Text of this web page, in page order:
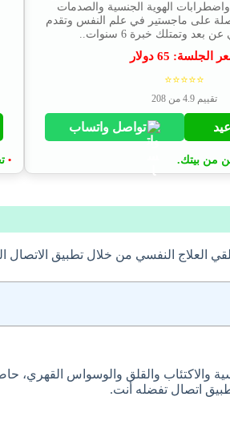
الهوية الجنسية والصدمات
على ماجستير في علم النفس وتقدم
بعد وتمتلك خبرة 6 سنوات..
الجلسة: 65 دولار
⭐⭐⭐⭐⭐
تقييم 4.9 من 208
تواصل واتساب
من بيتك. •
العلاج النفسي من خلال تطبيق
اتصال تفضله أنت.